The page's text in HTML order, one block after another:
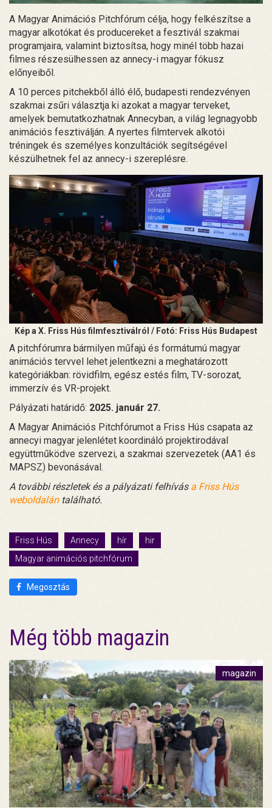
A Magyar Animációs Pitchfórum célja, hogy felkészítse a
magyar alkotókat és producereket a fesztivál szakmai
programjaira, valamint biztosítsa, hogy minél több hazai
filmes részesülhessen az annecy-i magyar fókusz
előnyeiből.
A 10 perces pitchekből álló élő, budapesti rendezvényen
szakmai zsűri választja ki azokat a magyar terveket,
amelyek bemutatkozhatnak Annecyban, a világ legnagyobb
animációs fesztiválján. A nyertes filmtervek alkotói
tréningek és személyes konzultációk segítségével
készülhetnek fel az annecy-i szereplésre.
Kép a X. Friss Hús filmfesztiválról / Fotó: Friss Hús Budapest
A pitchfórumra bármilyen műfajú és formátumú magyar
animációs tervvel lehet jelentkezni a meghatározott
kategóriákban: rövidfilm, egész estés film, TV-sorozat,
immerzív és VR-projekt.
Pályázati határidő: 2025. január 27.
A Magyar Animációs Pitchfórumot a Friss Hús csapata az
annecyi magyar jelenlétet koordináló projektirodával
együttműködve szervezi, a szakmai szervezetek (AA1 és
MAPSZ) bevonásával.
A további részletek és a pályázati felhívás a Friss Hús
weboldalántalálható.
Friss Hús Annecy hír
hir
Magyar animációs pitchfórum
Megosztás
Még több magazin
magazin